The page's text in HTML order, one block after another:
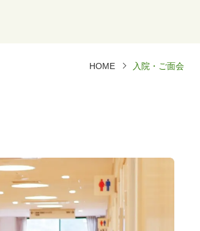
HOME 入院・ご面会